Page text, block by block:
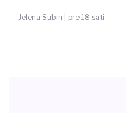
Dejana Vukadinović | pre 18 sati